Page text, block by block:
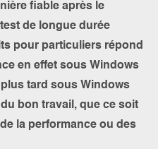
fiable après le
de longue durée
pour particuliers répond
en effet sous Windows
tard sous Windows
bon travail, que ce soit
la performance ou des